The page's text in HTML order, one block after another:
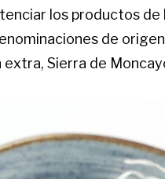
los productos de
de
Sierra de